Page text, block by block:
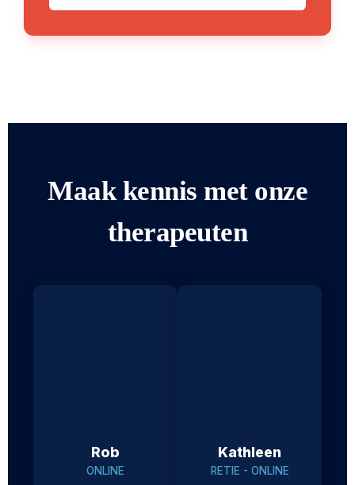
Maak kennis met onze
therapeuten
Rob
ONLINE
Kathleen
RETIE - ONLINE